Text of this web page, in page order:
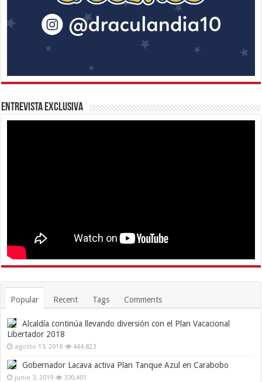
Entrevista Exclusiva
Popular Recent Tags Comments
Alcaldía continúa llevando diversión con el Plan Vacacional
Libertador 2018
agosto 13, 2018 444,823
Gobernador Lacava activa Plan Tanque Azul en Carabobo
junio 3, 2019 330,401